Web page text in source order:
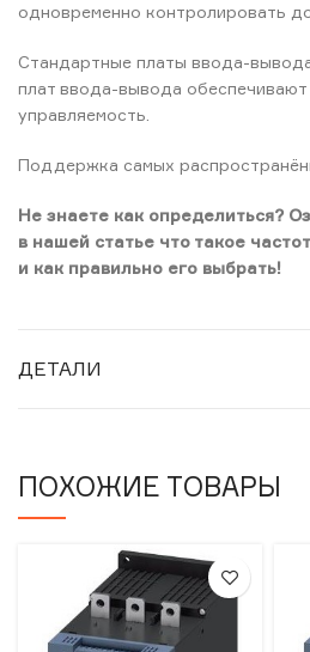
одновременно контролировать
Стандартные платы ввода-
плат ввода-вывода
управляемость.
Поддержка самых
Не знаете как определиться?
в нашей статье что такое
и как правильно его выбрать!
ДЕТАЛИ
ПОХОЖИЕ ТОВАРЫ